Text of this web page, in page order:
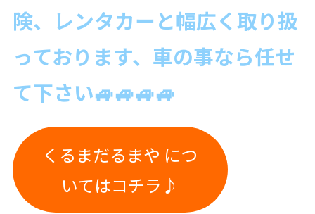
険、レンタカーと幅広く取り扱
っております、車の事なら任せ
て下さい🚙🚙🚙🚙
くるまだるまや につ
いてはコチラ♪